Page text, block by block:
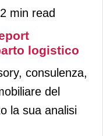
2 min read
logistico
consulenza,
del
la sua analisi